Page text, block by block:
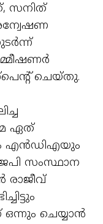
സനിത്
ചെയ്തു.
ഏത്
എന്‍ഡിഎയും
സംസ്ഥാന
രാജീവ്
ചെയ്യാന്‍